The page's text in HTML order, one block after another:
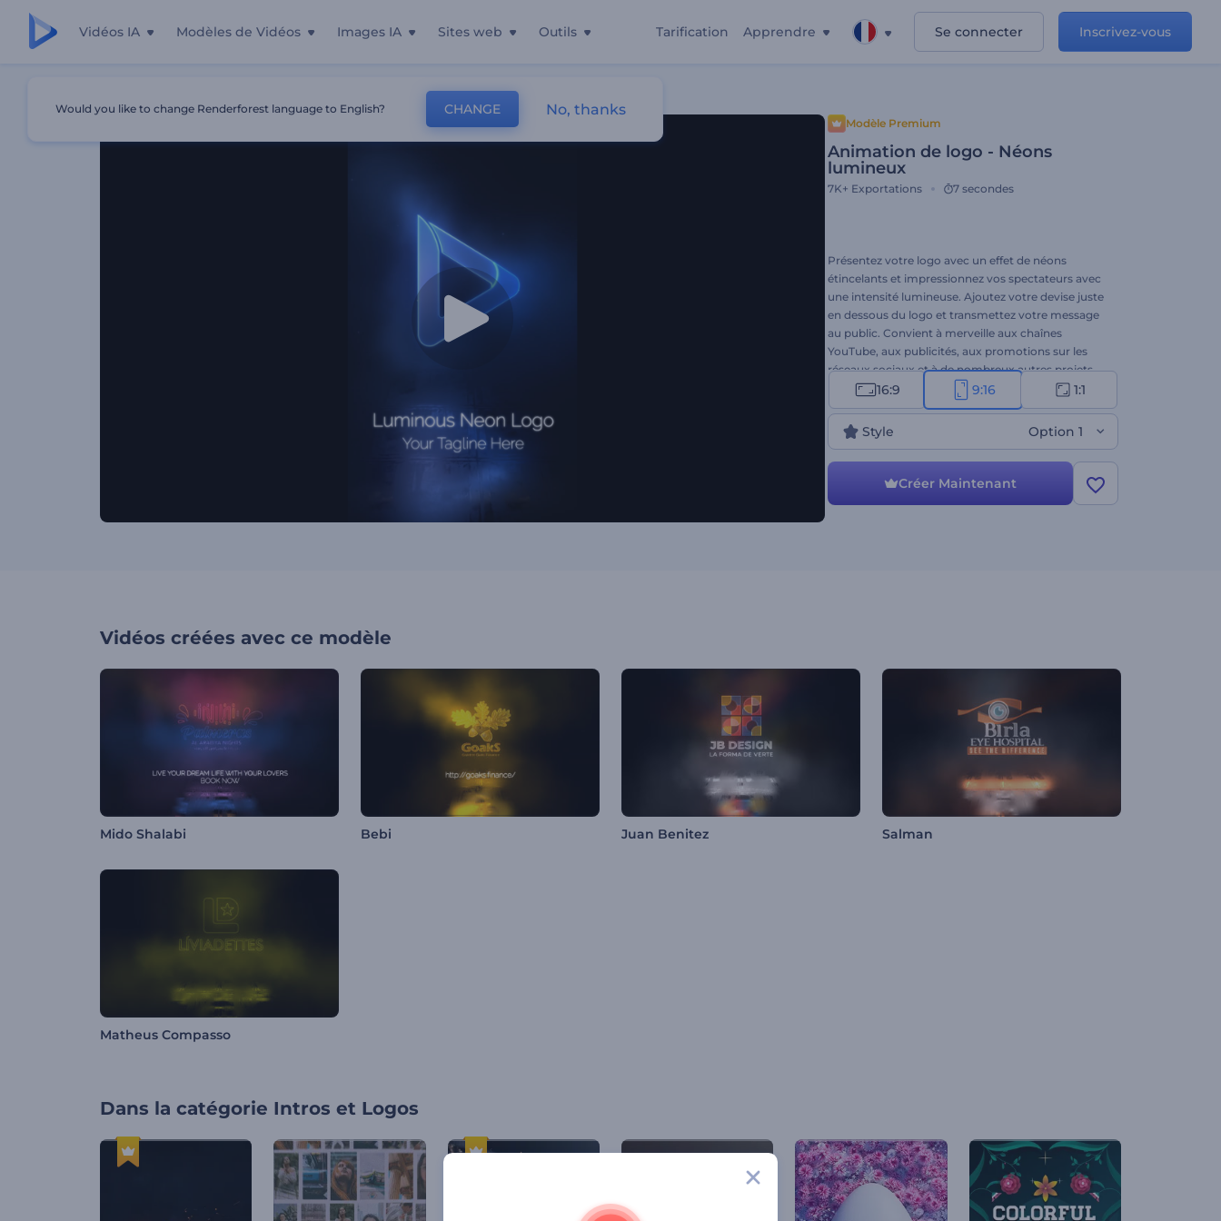
Vidéos IA Modèles de Vidéos Images IA Sites web Outils Tarification Apprendre Se connecter Inscrivez-vous
Modèle Premium
Animation de logo - Néons
lumineux
7K+ Exportations 7 secondes
Présentez votre logo avec un effet de néons
étincelants et impressionnez vos spectateurs avec
une intensité lumineuse. Ajoutez votre devise juste
en dessous du logo et transmettez votre message
au public. Convient à merveille aux chaînes
YouTube, aux publicités, aux promotions sur les
réseaux sociaux et à de nombreux autres projets
créatifs. Le template est à vous de personnaliser !
16:9 9:16 1:1
Style Option 1
Créer Maintenant
Vidéos créées avec ce modèle
Mido Shalabi Bebi Juan Benitez Salman
Matheus Compasso
Dans la catégorie Intros et Logos
Would you like to change Renderforest language to English? CHANGE No, thanks